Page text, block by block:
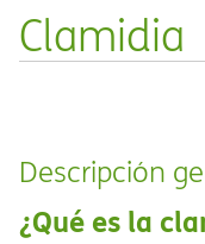
Clamidia
Descripción
¿Qué es la